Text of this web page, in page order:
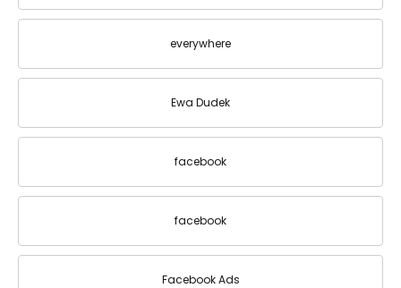
everywhere
Ewa Dudek
facebook
facebook
Facebook Ads